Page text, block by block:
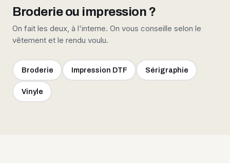
Broderie ou impression ?
On fait les deux, à l'interne. On vous conseille selon le
vêtement et le rendu voulu.
Broderie Impression DTF Sérigraphie
Vinyle